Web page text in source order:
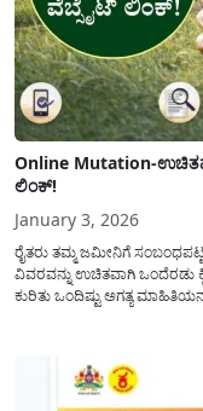
Online Mutation-
ಲಿಂಕ್!
January 3, 2026
ರೈತರು ತಮ್ಮ ಜಮೀನಿಗೆ
ವಿವರವನ್ನು ಉಚಿತವಾಗಿ ಒಂದೆರಡು
ಕುರಿತು ಒಂದಿಷ್ಟು ಅಗತ್ಯ